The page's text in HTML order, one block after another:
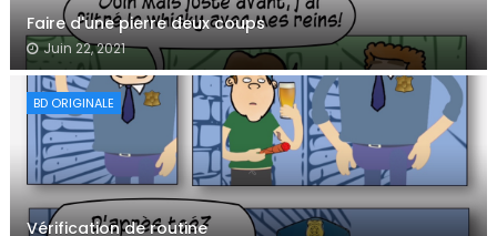
Faire d'une pierre deux coups
Juin 22, 2021
BD ORIGINALE
Vérification de routine